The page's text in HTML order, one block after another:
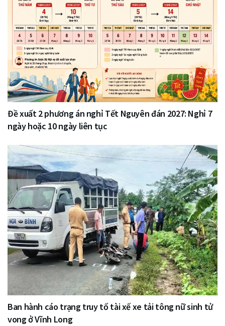
Đề xuất 2 phương án nghỉ Tết Nguyên đán 2027: Nghỉ 7
ngày hoặc 10 ngày liên tục
Ban hành cáo trạng truy tố tài xế xe tải tông nữ sinh tử
vong ở Vĩnh Long